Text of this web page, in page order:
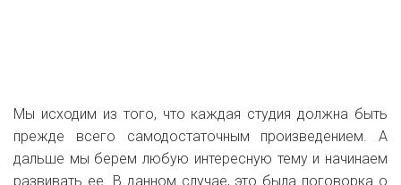
Мы исходим из того, что каждая студия должна быть
прежде всего самодостаточным произведением. А
дальше мы берем любую интересную тему и начинаем
развивать ее. В данном случае, это была поговорка о